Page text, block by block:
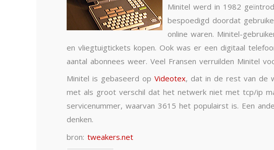
Minitel werd in 1982
bespoedigd doordat
online waren. Minitel-
en vliegtuigtickets kopen. Ook was er een digitaal
aantal abonnees weer. Veel Fransen verruilden Minitel
Minitel is gebaseerd op Videotex, dat in de rest van de
met als groot verschil dat het netwerk niet met tcp/ip
servicenummer, waarvan 3615 het populairst is. Een
denken.
bron: tweakers.net